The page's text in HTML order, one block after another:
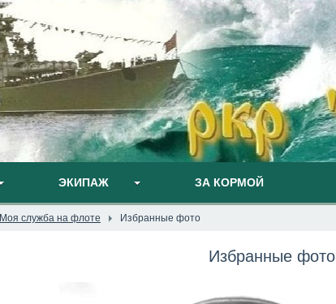
ЭКИПАЖ ЗА КОРМОЙ
Моя служба на флоте Избранные фото
Избранные фото